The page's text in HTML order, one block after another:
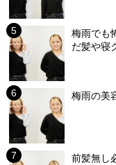
梅雨でも
だ髪や寝
梅雨の美
前髪無し